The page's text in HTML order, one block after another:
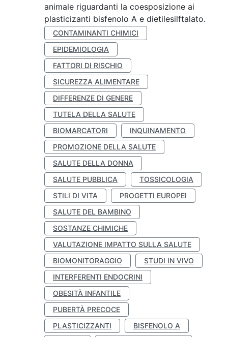
animale riguardanti la coesposizione ai
plasticizanti bisfenolo A e dietilesilftalato.
CONTAMINANTI CHIMICI
EPIDEMIOLOGIA
FATTORI DI RISCHIO
SICUREZZA ALIMENTARE
DIFFERENZE DI GENERE
TUTELA DELLA SALUTE
BIOMARCATORI
INQUINAMENTO
PROMOZIONE DELLA SALUTE
SALUTE DELLA DONNA
SALUTE PUBBLICA
TOSSICOLOGIA
STILI DI VITA
PROGETTI EUROPEI
SALUTE DEL BAMBINO
SOSTANZE CHIMICHE
VALUTAZIONE IMPATTO SULLA SALUTE
BIOMONITORAGGIO
STUDI IN VIVO
INTERFERENTI ENDOCRINI
OBESITÀ INFANTILE
PUBERTÀ PRECOCE
PLASTICIZZANTI
BISFENOLO A